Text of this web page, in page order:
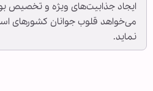
ایجاد جذابیت‌های ویژه و تخصیص
می‌خواهد قلوب جوانان کشورهای
نماید.